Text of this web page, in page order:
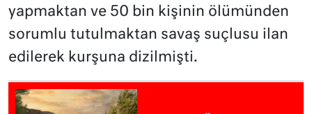
yapmaktan ve 50 bin kişinin ölümünden
sorumlu tutulmaktan savaş suçlusu ilan
edilerek kurşuna dizilmişti.